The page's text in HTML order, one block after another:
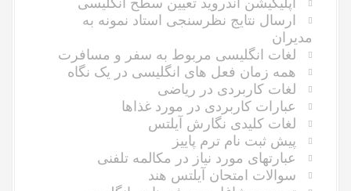
اپلیکیشن اندروید تعیین سطح انگلیسی
ارسال نتایج نظرسنجی استاد نمونه به
مدیران
لغات انگلیسی مربوط به سفر و مسافرت
همه زمان فعل های انگلیسی در یک نگاه
لغات کاربردی در ریاضی
عبارات کاربردی در مورد غذاها
لغات کلیدی نگارش آیلتس
پیش ثبت نام ترم پاییز
عبارتهای مورد نیاز در مکالمه تلفنی
سوالات امتحان آیلتس هند